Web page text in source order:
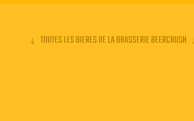
TOUTES LES BIERES DE LA BRASSERIE BEERCRUSH